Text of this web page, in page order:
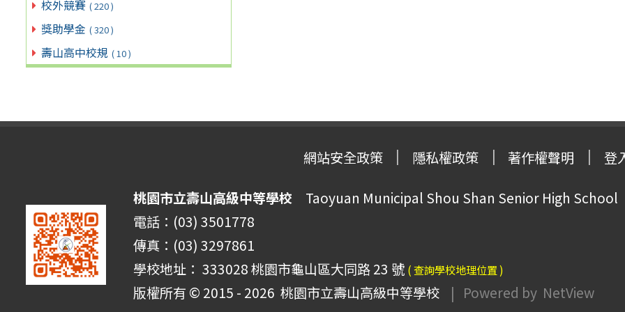
校外競賽 ( 220 )
獎助學金 ( 320 )
壽山高中校規 ( 10 )
網站安全政策 隱私權政策 著作權聲明 登
桃園市立壽山高級中等學校 Taoyuan Municipal Shou Shan Senior High School
電話：(03) 3501778
傳真：(03) 3297861
學校地址： 333028 桃園市龜山區大同路 23 號 ( 查詢學校地理位置 )
版權所有 © 2015 - 2026 桃園市立壽山高級中等學校 | Powered by NetView